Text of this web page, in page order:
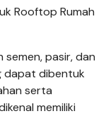
Rooftop Rumah
pasir, dan
dapat dibentuk
serta
memiliki